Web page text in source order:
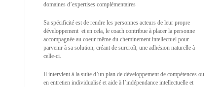
domaines d’expertises complémentaires
Sa spécificité est de rendre les personnes acteurs de leur propre
développement et en cela, le coach contribue à placer la personne
accompagnée au coeur même du cheminement intellectuel pour
parvenir à sa solution, créant de surcroît, une adhésion naturelle à
celle-ci.
Il intervient à la suite d’un plan de développement de compétences ou
en entretien individualisé et aide à l’indépendance intellectuelle et